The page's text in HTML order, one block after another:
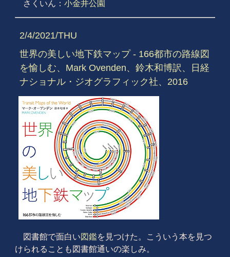
さくいん： 小金井公園
2/4/2021/THU
世界の美しい地下鉄マップ - 166都市の路線図
を愉しむ、Mark Ovenden、鈴木和博訳、日経
ナショナル・ジオグラフィック社、2016
図書館で面白い図鑑を見つけた。こういう本を見つ
けられることも図書館通いの楽しみ。